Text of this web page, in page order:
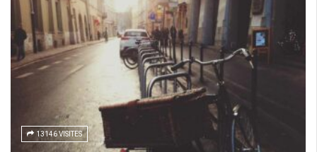
13146 VISITES